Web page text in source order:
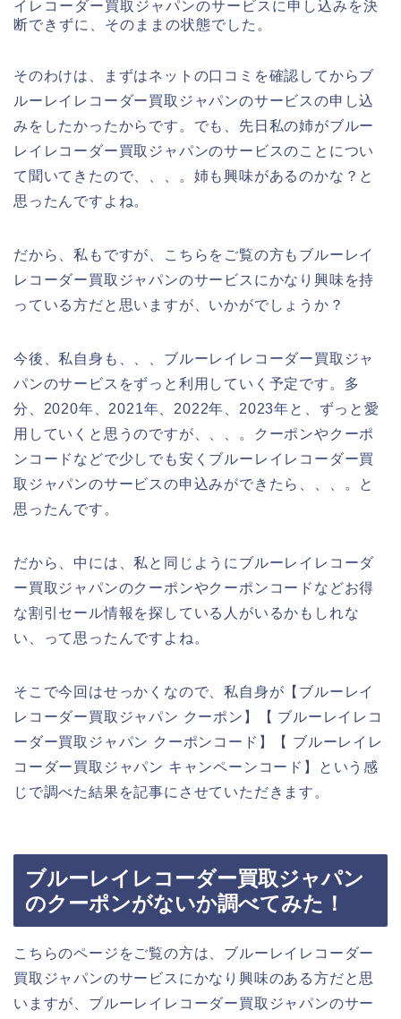
イレコーダー買取ジャパンのサービスに申し込みを決
断できずに、そのままの状態でした。
そのわけは、まずはネットの口コミを確認してからブ
ルーレイレコーダー買取ジャパンのサービスの申し込
みをしたかったからです。でも、先日私の姉がブルー
レイレコーダー買取ジャパンのサービスのことについ
て聞いてきたので、、、。姉も興味があるのかな？と
思ったんですよね。
だから、私もですが、こちらをご覧の方もブルーレイ
レコーダー買取ジャパンのサービスにかなり興味を持
っている方だと思いますが、いかがでしょうか？
今後、私自身も、、、ブルーレイレコーダー買取ジャ
パンのサービスをずっと利用していく予定です。多
分、2020年、2021年、2022年、2023年と、ずっと愛
用していくと思うのですが、、、。クーポンやクーポ
ンコードなどで少しでも安くブルーレイレコーダー買
取ジャパンのサービスの申込みができたら、、、。と
思ったんです。
だから、中には、私と同じようにブルーレイレコーダ
ー買取ジャパンのクーポンやクーポンコードなどお得
な割引セール情報を探している人がいるかもしれな
い、って思ったんですよね。
そこで今回はせっかくなので、私自身が【ブルーレイ
レコーダー買取ジャパン クーポン】【 ブルーレイレコ
ーダー買取ジャパン クーポンコード】【 ブルーレイレ
コーダー買取ジャパン キャンペーンコード】という感
じで調べた結果を記事にさせていただきます。
ブルーレイレコーダー買取ジャパン
のクーポンがないか調べてみた！
こちらのページをご覧の方は、ブルーレイレコーダー
買取ジャパンのサービスにかなり興味のある方だと思
いますが、ブルーレイレコーダー買取ジャパンのサー